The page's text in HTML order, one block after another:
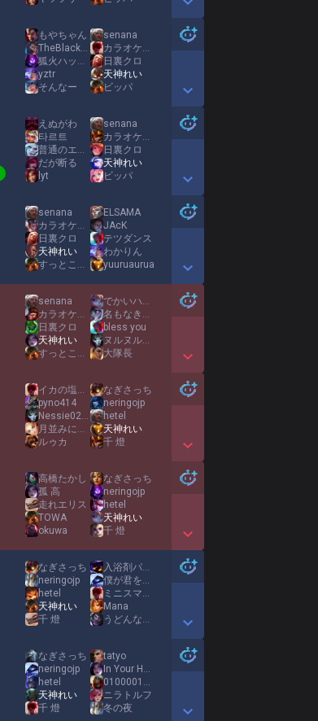
Show More Detail Games
もやちゃん
TheBlackOne09
狐火ハッシュテイルフェンロア
yztr
そんなー
senana
カラオケ住んでる
日裏クロ
天神れい
ビッパ
Show More Detail Games
えぬがわ
타르트
普通のエンドで結構です
だが断る
lyt
senana
カラオケ住んでる
日裏クロ
天神れい
ビッパ
Show More Detail Games
senana
カラオケ住んでる
日裏クロ
天神れい
すっとこどっこい
ELSAMA
JAcK
テツダンス
わかりん
yuuruaurua
Show More Detail Games
senana
カラオケ住んでる
日裏クロ
天神れい
すっとこどっこい
でかいハンマー
名もなき感情
bless you
ヌルヌル触手
大隊長
Show More Detail Games
イカの塩辛焼き
pyno414
Nessie0212
月並みに輝け
ルゥカ
なぎさっち
neringojp
hetel
天神れい
千 燈
Show More Detail Games
高橋たかし
孤 高
走れエリス
TOWA
okuwa
なぎさっち
neringojp
hetel
天神れい
千 燈
Show More Detail Games
なぎさっち
neringojp
hetel
天神れい
千 燈
入浴剤パクパク君
僕が君を守るから
ミニスマーン
Mana
うどんなのよ
Show More Detail Games
なぎさっち
neringojp
hetel
天神れい
千 燈
tatyo
In Your Heart
0100001001010011
ニラトルフ
冬の夜